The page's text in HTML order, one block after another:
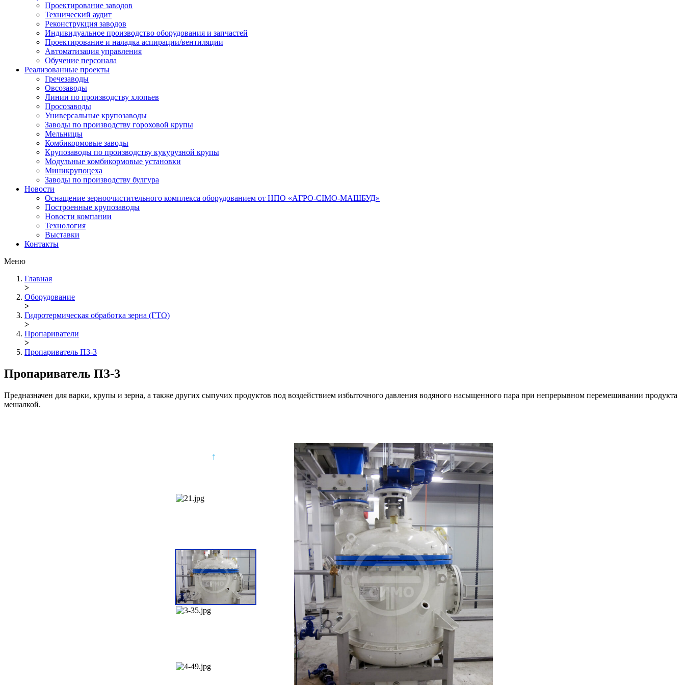
Проектирование заводов
Технический аудит
Реконструкция заводов
Индивидуальное производство оборудования и запчастей
Проектирование и наладка аспирации/вентиляции
Автоматизация управления
Обучение персонала
Реализованные проекты
Гречезаводы
Овсозаводы
Линии по производству хлопьев
Просозаводы
Универсальные крупозаводы
Заводы по производству гороховой крупы
Мельницы
Комбикормовые заводы
Крупозаводы по производству кукурузной крупы
Модульные комбикормовые установки
Миникрупоцеха
Заводы по производству булгура
Новости
Оснащение зерноочистительного комплекса оборудованием от НПО «АГРО-СІМО-МАШБУД»
Построенные крупозаводы
Новости компании
Технология
Выставки
Контакты
Меню
Главная
>
Оборудование
>
Гидротермическая обработка зерна (ГТО)
>
Пропариватели
>
Пропариватель ПЗ-3
Пропариватель ПЗ-3
Предназначен для варки, крупы и зерна, а также других сыпучих продуктов под воздействием избыточного давления водяного насыщенного пара при непрерывном перемешивании продукта
мешалкой.